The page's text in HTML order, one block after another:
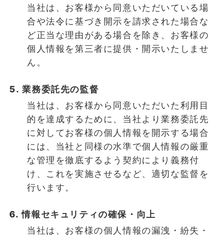
当社は、お客様から同意いただいている場
合や法令に基づき開示を請求された場合な
ど正当な理由がある場合を除き、お客様の
個人情報を第三者に提供・開示いたしませ
ん。
5. 業務委託先の監督
当社は、お客様から同意いただいた利用目
的を達成するために、当社より業務委託先
に対してお客様の個人情報を開示する場合
には、当社と同様の水準で個人情報の厳重
な管理を徹底するよう契約により義務付
け、これを実施させるなど、適切な監督を
行います。
6. 情報セキュリティの確保・向上
当社は、お客様の個人情報の漏洩・紛失・